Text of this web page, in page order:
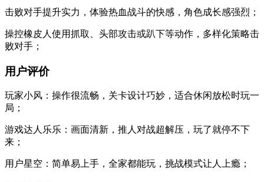
击败对手提升实力，体验热血战斗的快感，角色成长感强烈；
操控橡皮人使用抓取、头部攻击或趴下等动作，多样化策略击
败对手；
用户评价
玩家小风：操作很流畅，关卡设计巧妙，适合休闲放松时玩一
局；
游戏达人乐乐：画面清新，推人对战超解压，玩了就停不下
来；
用户星空：简单易上手，全家都能玩，挑战模式让人上瘾；